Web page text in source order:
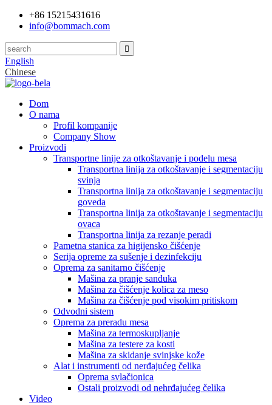
+86 15215431616
info@bommach.com
English
Chinese
Dom
O nama
Profil kompanije
Company Show
Proizvodi
Transportne linije za otkoštavanje i podelu mesa
Transportna linija za otkoštavanje i segmentaciju
svinja
Transportna linija za otkoštavanje i segmentaciju
goveda
Transportna linija za otkoštavanje i segmentaciju
ovaca
Transportna linija za rezanje peradi
Pametna stanica za higijensko čišćenje
Serija opreme za sušenje i dezinfekciju
Oprema za sanitarno čišćenje
Mašina za pranje sanduka
Mašina za čišćenje kolica za meso
Mašina za čišćenje pod visokim pritiskom
Odvodni sistem
Oprema za preradu mesa
Mašina za termoskupljanje
Mašina za testere za kosti
Mašina za skidanje svinjske kože
Alat i instrumenti od nerđajućeg čelika
Oprema svlačionica
Ostali proizvodi od nehrđajućeg čelika
Video